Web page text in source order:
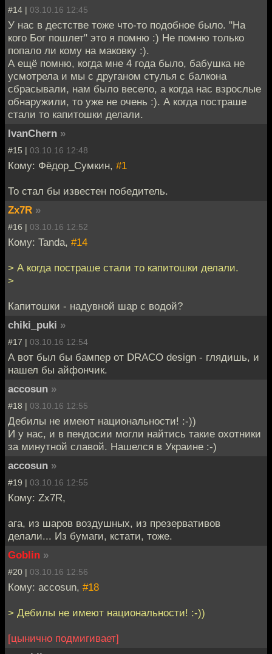
#14 | 03.10.16 12:45
У нас в дестстве тоже что-то подобное было. "На
кого Бог пошлет" это я помню :) Не помню только
попало ли кому на маковку :).
А ещё помню, когда мне 4 года было, бабушка не
усмотрела и мы с друганом стулья с балкона
сбрасывали, нам было весело, а когда нас взрослые
обнаружили, то уже не очень :). А когда постраше
стали то капитошки делали.
IvanChern »
#15 | 03.10.16 12:48
Кому: Фёдор_Сумкин, #1
То стал бы известен победитель.
Zx7R »
#16 | 03.10.16 12:52
Кому: Tanda, #14
> А когда постраше стали то капитошки делали.
>
Капитошки - надувной шар с водой?
chiki_puki »
#17 | 03.10.16 12:54
А вот был бы бампер от DRACO design - глядишь, и
нашел бы айфончик.
accosun »
#18 | 03.10.16 12:55
Дебилы не имеют национальности! :-))
И у нас, и в пендосии могли найтись такие охотники
за минутной славой. Нашелся в Украине :-)
accosun »
#19 | 03.10.16 12:55
Кому: Zx7R,
ага, из шаров воздушных, из презервативов
делали... Из бумаги, кстати, тоже.
Goblin »
#20 | 03.10.16 12:56
Кому: accosun, #18
> Дебилы не имеют национальности! :-))
[цынично подмигивает]